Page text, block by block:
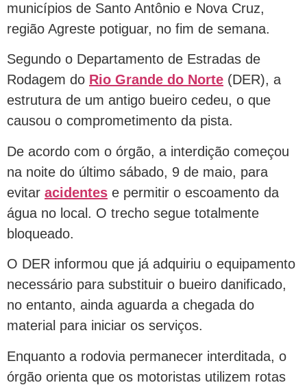
municípios de Santo Antônio e Nova Cruz,
região Agreste potiguar, no fim de semana.
Segundo o Departamento de Estradas de
Rodagem do Rio Grande do Norte (DER), a
estrutura de um antigo bueiro cedeu, o que
causou o comprometimento da pista.
De acordo com o órgão, a interdição começou
na noite do último sábado, 9 de maio, para
evitar acidentes e permitir o escoamento da
água no local. O trecho segue totalmente
bloqueado.
O DER informou que já adquiriu o equipamento
necessário para substituir o bueiro danificado,
no entanto, ainda aguarda a chegada do
material para iniciar os serviços.
Enquanto a rodovia permanecer interditada, o
órgão orienta que os motoristas utilizem rotas